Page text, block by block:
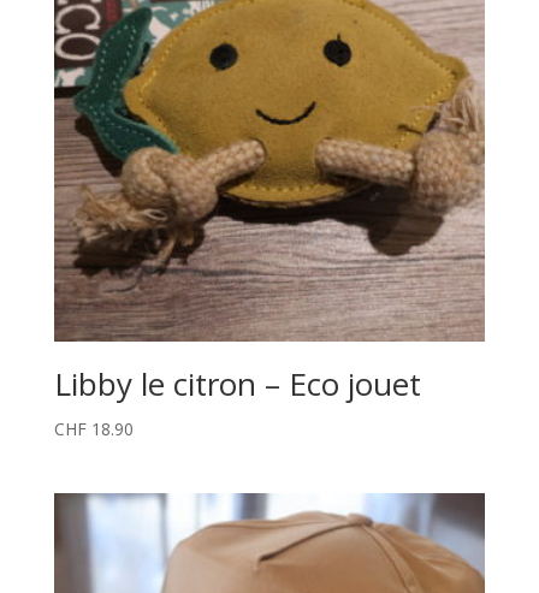
Libby le citron – Eco jouet
CHF18.90